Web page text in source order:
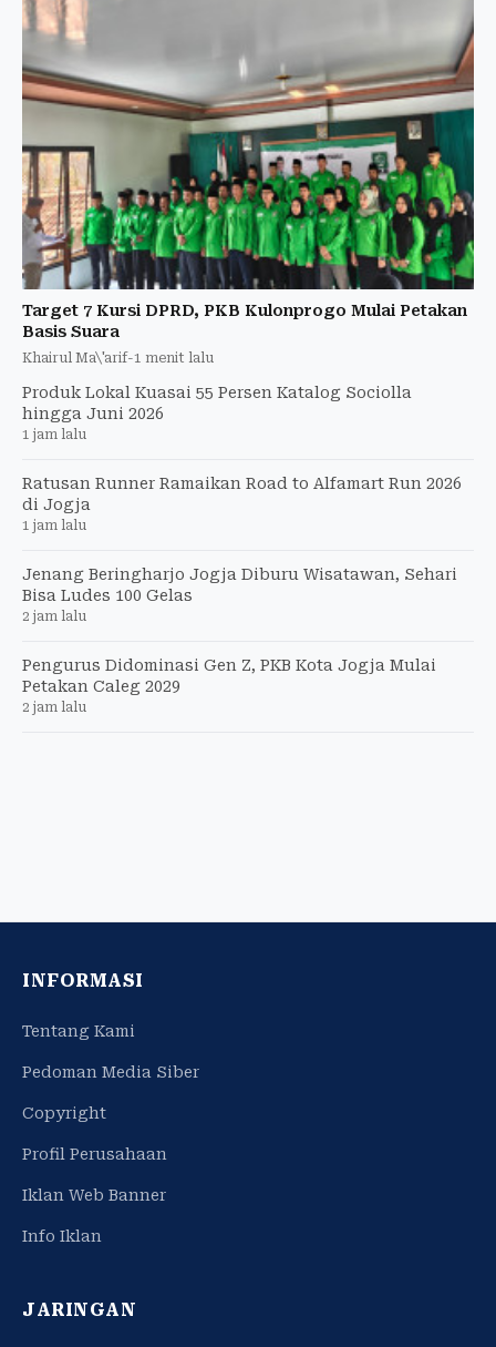
Target 7 Kursi DPRD, PKB Kulonprogo Mulai Petakan
Basis Suara
Khairul Ma\'arif-1 menit lalu
Produk Lokal Kuasai 55 Persen Katalog Sociolla
hingga Juni 2026
1 jam lalu
Ratusan Runner Ramaikan Road to Alfamart Run 2026
di Jogja
1 jam lalu
Jenang Beringharjo Jogja Diburu Wisatawan, Sehari
Bisa Ludes 100 Gelas
2 jam lalu
Pengurus Didominasi Gen Z, PKB Kota Jogja Mulai
Petakan Caleg 2029
2 jam lalu
INFORMASI
Tentang Kami
Pedoman Media Siber
Copyright
Profil Perusahaan
Iklan Web Banner
Info Iklan
JARINGAN